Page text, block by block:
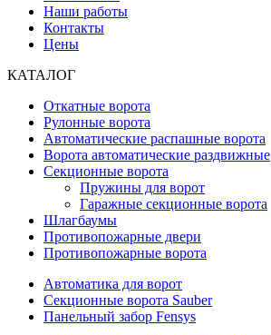
Наши работы
Контакты
Цены
КАТАЛОГ
Откатные ворота
Рулонные ворота
Автоматические распашные ворота
Ворота автоматические раздвижные
Секционные ворота
Пружины для ворот
Гаражные секционные ворота
Шлагбаумы
Противопожарные двери
Противопожарные ворота
Автоматика для ворот
Секционные ворота Sauber
Панельный забор Fensys